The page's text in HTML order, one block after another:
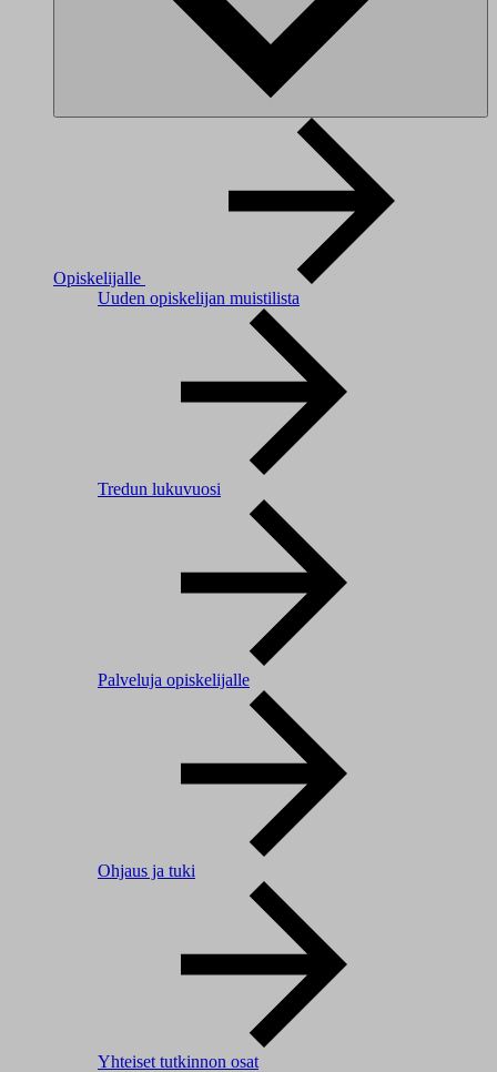
Opiskelijalle
Uuden opiskelijan muistilista
Tredun lukuvuosi
Palveluja opiskelijalle
Ohjaus ja tuki
Yhteiset tutkinnon osat